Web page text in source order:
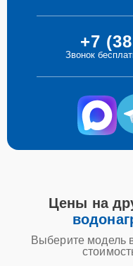
+7
Звонок
Цены на
Выберите модель